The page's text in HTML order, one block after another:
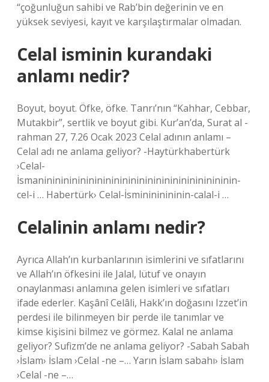
“çoğunluğun sahibi ve Rab’bin değerinin ve en
yüksek seviyesi, kayıt ve karşılaştırmalar olmadan.
Celal isminin kurandaki
anlamı nedir?
Boyut, boyut. Öfke, öfke. Tanrı’nın “Kahhar, Cebbar,
Mutakbir”, sertlik ve boyut gibi. Kur’an’da, Surat al -
rahman 27, 7.26 Ocak 2023 Celal adının anlamı –
Celal adı ne anlama geliyor? -Haytürkhabertürk
›Celal-
İsmanininininininininininininininininininininininin-
cel-i … Habertürk› Celal-İsminininininin-calal-i …
Celalinin anlamı nedir?
Ayrıca Allah’ın kurbanlarının isimlerini ve sıfatlarını
ve Allah’ın öfkesini ile Jalal, lütuf ve onayın
onaylanması anlamına gelen isimleri ve sıfatları
ifade ederler. Kaşânî Celâli, Hakk’ın doğasını Izzet’in
perdesi ile bilinmeyen bir perde ile tanımlar ve
kimse kişisini bilmez ve görmez. Kalal ne anlama
geliyor? Sufizm’de ne anlama geliyor? -Sabah Sabah
›İslam› İslam ›Celal -ne –… Yarın İslam sabahı› İslam
›Celal -ne –…